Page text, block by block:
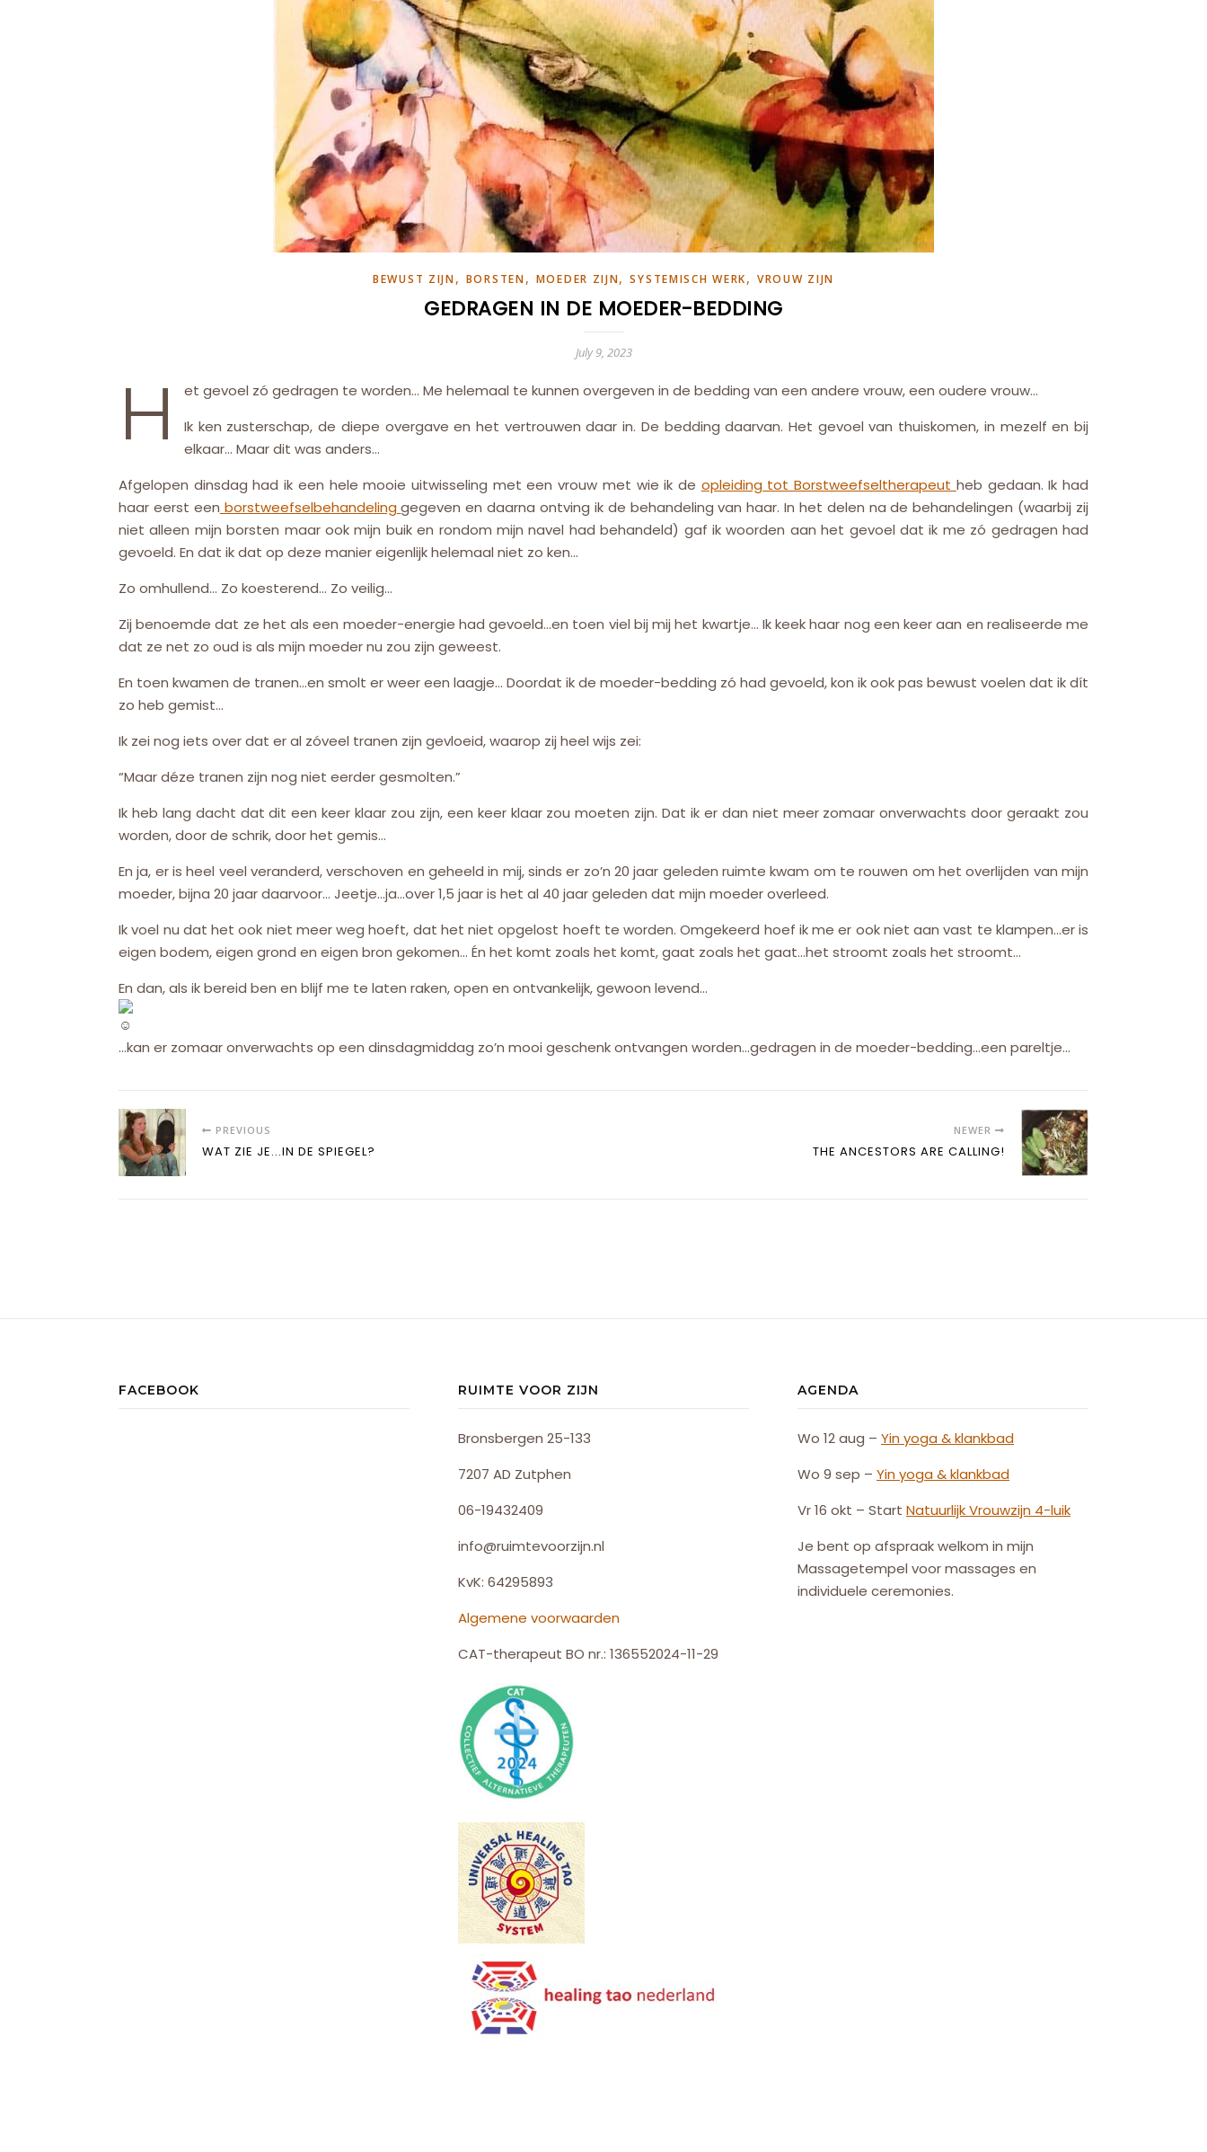
BEWUST ZIJN, BORSTEN, MOEDER ZIJN,SYSTEMISCH WERK, VROUW ZIJN
GEDRAGEN IN DE MOEDER-BEDDING
July 9, 2023
H
et gevoel zó gedragen te worden… Me helemaal te kunnen overgeven in de bedding van een andere vrouw, een oudere vrouw…
Ik ken zusterschap, de diepe overgave en het vertrouwen daar in. De bedding daarvan. Het gevoel van thuiskomen, in mezelf en bij
elkaar… Maar dit was anders…
Afgelopen dinsdag had ik een hele mooie uitwisseling met een vrouw met wie ik de opleiding tot Borstweefseltherapeut heb gedaan. Ik had
haar eerst een borstweefselbehandelinggegeven en daarna ontving ik de behandeling van haar. In het delen na de behandelingen (waarbij zij
niet alleen mijn borsten maar ook mijn buik en rondom mijn navel had behandeld) gaf ik woorden aan het gevoel dat ik me zó gedragen had
gevoeld. En dat ik dat op deze manier eigenlijk helemaal niet zo ken…
Zo omhullend… Zo koesterend… Zo veilig…
Zij benoemde dat ze het als een moeder-energie had gevoeld…en toen viel bij mij het kwartje… Ik keek haar nog een keer aan en realiseerde me
dat ze net zo oud is als mijn moeder nu zou zijn geweest.
En toen kwamen de tranen…en smolt er weer een laagje… Doordat ik de moeder-bedding zó had gevoeld, kon ik ook pas bewust voelen dat ik dít
zo heb gemist…
Ik zei nog iets over dat er al zóveel tranen zijn gevloeid, waarop zij heel wijs zei:
“Maar déze tranen zijn nog niet eerder gesmolten.”
Ik heb lang dacht dat dit een keer klaar zou zijn, een keer klaar zou moeten zijn. Dat ik er dan niet meer zomaar onverwachts door geraakt zou
worden, door de schrik, door het gemis…
En ja, er is heel veel veranderd, verschoven en geheeld in mij, sinds er zo’n 20 jaar geleden ruimte kwam om te rouwen om het overlijden van mijn
moeder, bijna 20 jaar daarvoor… Jeetje…ja…over 1,5 jaar is het al 40 jaar geleden dat mijn moeder overleed.
Ik voel nu dat het ook niet meer weg hoeft, dat het niet opgelost hoeft te worden. Omgekeerd hoef ik me er ook niet aan vast te klampen…er is
eigen bodem, eigen grond en eigen bron gekomen… Én het komt zoals het komt, gaat zoals het gaat…het stroomt zoals het stroomt…
En dan, als ik bereid ben en blijf me te laten raken, open en ontvankelijk, gewoon levend…
…kan er zomaar onverwachts op een dinsdagmiddag zo’n mooi geschenk ontvangen worden…gedragen in de moeder-bedding…een pareltje…
PREVIOUS
WAT ZIE JE...IN DE SPIEGEL?
NEWER
THE ANCESTORS ARE CALLING!
FACEBOOK RUIMTE VOOR ZIJN
Bronsbergen 25-133
7207 AD Zutphen
06-19432409
info@ruimtevoorzijn.nl
KvK: 64295893
Algemene voorwaarden
CAT-therapeut BO nr.: 136552024-11-29
AGENDA
Wo 12 aug – Yin yoga & klankbad
Wo 9 sep – Yin yoga & klankbad
Vr 16 okt – Start NatuurlijkVrouwzijn 4-luik
Je bent op afspraak welkom in mijn
Massagetempel voor massages en
individuele ceremonies.